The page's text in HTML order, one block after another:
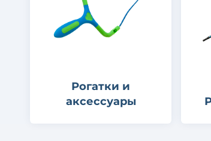
Рогатки и
аксессуары